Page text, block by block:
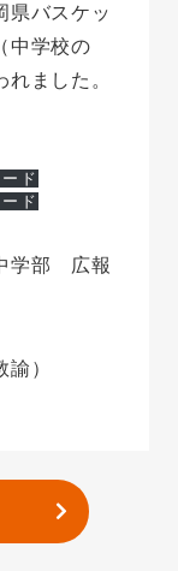
県バスケッ
中学校の
ました。
ド
ド
学部 広報
）